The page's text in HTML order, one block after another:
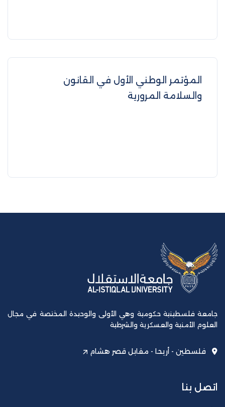
المؤتمر الوطني الأول في القانون
والسلامة المرورية
جامعة فلسطينية حكومية وهي الأولى والوحيدة المختصة في مجال
العلوم الأمنية والعسكرية والشرطية
فلسطين - أريحا - مقابل قصر هشام
اتصل بنا